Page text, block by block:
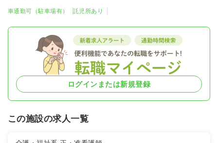
車通勤可（駐車場有） 託児所あり
ログインまたは新規登録
この施設の求人一覧